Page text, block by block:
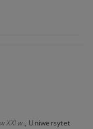
XXI w., Uniwersytet